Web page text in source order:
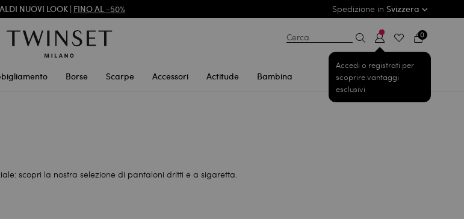
NUOVI LOOK | FINO AL -50%
Spedizione in Svizzera
Borse Scarpe Accessori Actitude Bambina
Cerca
Accedi o registrati per
scoprire vantaggi
esclusivi
0
scopri la nostra selezione di pantaloni dritti e a sigaretta.